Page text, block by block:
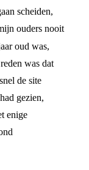
scheiden,
ouders nooit
oud was,
was dat
de site
gezien,
enige